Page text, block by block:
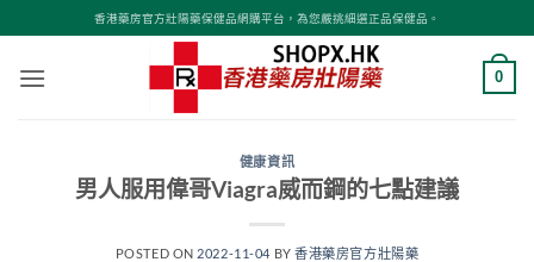
to
content
香港藥房官方壯陽藥保健品網購平台，為您嚴挑細選正品保健品。
0
健康資訊
男人服用偉哥Viagra威而鋼的七點建議
POSTED ON 2022-11-04 BY香港藥房官方壯陽藥